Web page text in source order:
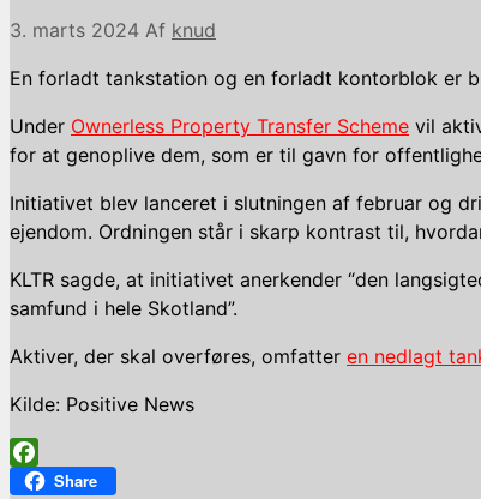
3. marts 2024 Af knud
En forladt tankstation og en forladt kontorblok er
Under Ownerless Property Transfer Scheme vil
for at genoplive dem, som er til gavn for
Initiativet blev lanceret i slutningen af februar og
ejendom. Ordningen står i skarp kontrast til,
KLTR sagde, at initiativet anerkender “den
samfund i hele Skotland”.
Aktiver, der skal overføres, omfatter en nedlagt
Kilde: Positive News
Facebook
Share